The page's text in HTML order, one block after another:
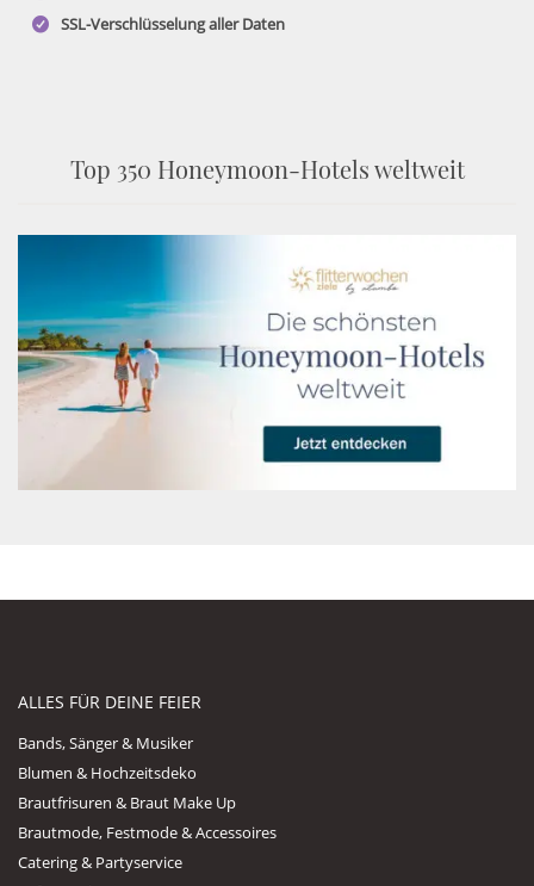
SSL-Verschlüsselung aller Daten
Top 350 Honeymoon-Hotels weltweit
ALLES FÜR DEINE FEIER
Bands, Sänger & Musiker
Blumen & Hochzeitsdeko
Brautfrisuren & Braut Make Up
Brautmode, Festmode & Accessoires
Catering & Partyservice